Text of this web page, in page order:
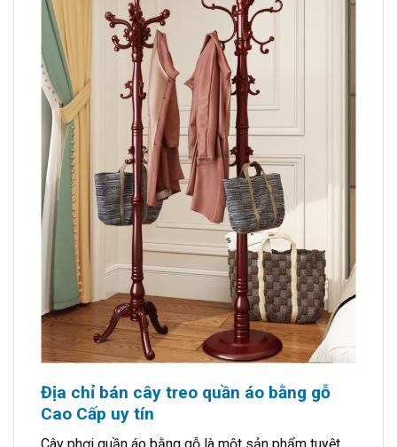
Địa chỉ bán cây treo quần áo bằng gỗ
Cao Cấp uy tín